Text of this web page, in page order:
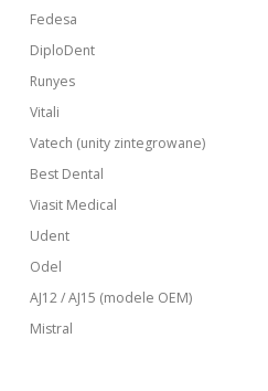
Fedesa
DiploDent
Runyes
Vitali
Vatech (unity zintegrowane)
Best Dental
Viasit Medical
Udent
Odel
AJ12 / AJ15 (modele OEM)
Mistral